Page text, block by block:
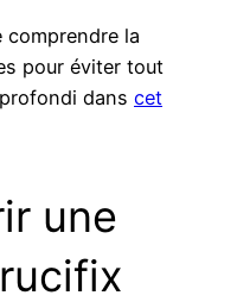
la
pour éviter tout
dans cet
une